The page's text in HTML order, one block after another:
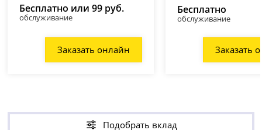
Бесплатно или 99 руб.
обслуживание
Заказать онлайн
Бесплатно
обслуживание
Заказать
Подобрать вклад